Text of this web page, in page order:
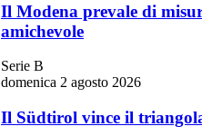
Il Modena prevale di
amichevole
Serie B
domenica 2 agosto 2026
Il Südtirol vince il